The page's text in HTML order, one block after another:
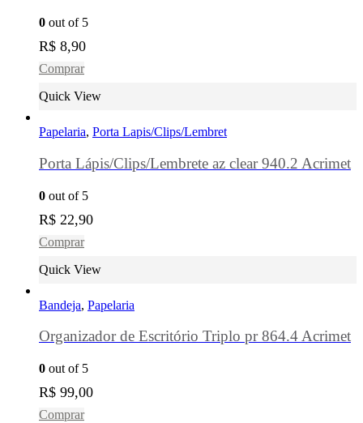
0 out of 5
R$ 8,90
Comprar
Quick View
Papelaria, Porta Lapis/Clips/Lembret
Porta Lápis/Clips/Lembrete az clear 940.2 Acrimet
0 out of 5
R$ 22,90
Comprar
Quick View
Bandeja, Papelaria
Organizador de Escritório Triplo pr 864.4 Acrimet
0 out of 5
R$ 99,00
Comprar